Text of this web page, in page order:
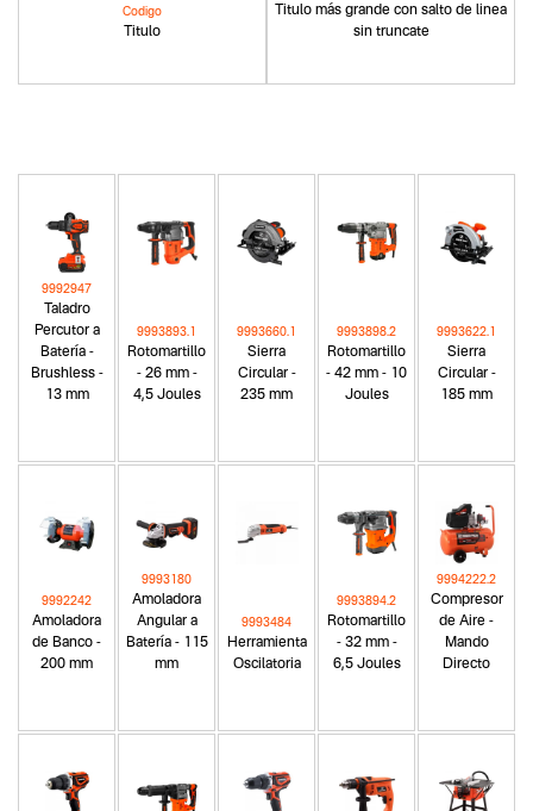
Titulo
Codigo
Titulo más grande con salto de linea
sin truncate
Taladro
Percutor a
Batería -
Brushless -
13 mm
9992947
Rotomartillo
- 26 mm -
4,5 Joules
9993893.1
Sierra
Circular -
235 mm
9993660.1
Rotomartillo
- 42 mm - 10
Joules
9993898.2
Sierra
Circular -
185 mm
9993622.1
Amoladora
de Banco -
200 mm
9992242
Amoladora
Angular a
Batería - 115
mm
9993180
Herramienta
Oscilatoria
9993484
Rotomartillo
- 32 mm -
6,5 Joules
9993894.2
Compresor
de Aire -
Mando
Directo
9994222.2